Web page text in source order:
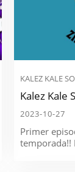
KALEZ KALE
Kalez Kale
2023-10-27
Primer
temporada!!